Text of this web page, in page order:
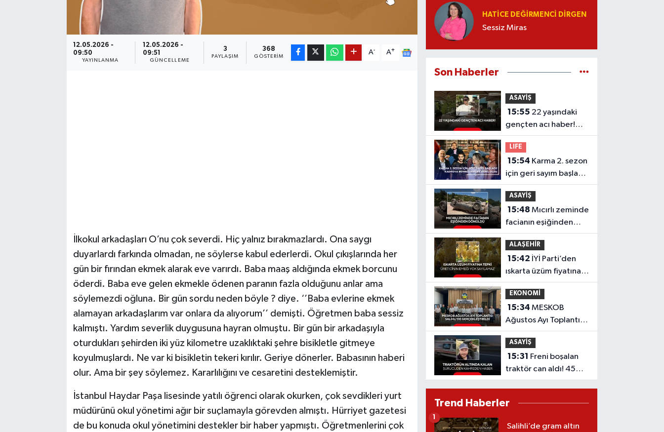
12.05.2026 -
09:50
YAYINLANMA
12.05.2026 -
09:51
GÜNCELLEME
3
PAYLAŞIM
368
GÖSTERIM
A- A+
İlkokul arkadaşları O’nu çok severdi. Hiç yalnız bırakmazlardı. Ona saygı
duyarlardı farkında olmadan, ne söylerse kabul ederlerdi. Okul çıkışlarında her
gün bir fırından ekmek alarak eve varırdı. Baba maaş aldığında ekmek borcunu
öderdi. Baba eve gelen ekmekle ödenen paranın fazla olduğunu anlar ama
söylemezdi oğluna. Bir gün sordu neden böyle ? diye. ‘’Baba evlerine ekmek
alamayan arkadaşlarım var onlara da alıyorum’’ demişti. Öğretmen baba sessiz
kalmıştı. Yardım severlik duygusuna hayran olmuştu. Bir gün bir arkadaşıyla
oturdukları şehirden iki yüz kilometre uzaklıktaki şehre bisikletle gitmeye
koyulmuşlardı. Ne var ki bisikletin tekeri kırılır. Geriye dönerler. Babasının haberi
olur. Ama bir şey söylemez. Kararlılığını ve cesaretini desteklemiştir.
İstanbul Haydar Paşa lisesinde yatılı öğrenci olarak okurken, çok sevdikleri yurt
müdürünü okul yönetimi ağır bir suçlamayla görevden almıştı. Hürriyet gazetesi
de bu konuda okul yönetimini destekler bir haber yapmıştı. Öğretmenlerini çok
HATICE DEĞIRMENCI DIRGEN
Sessiz Miras
Son Haberler
ASAYİŞ
15:55
gençten acı haber!
Yeni aldığı motosiklet
sonu oldu
LIFE
15:54
için geri sayım başladı!
Kadroya bomba
isimler dahil oldu
ASAYİŞ
15:48 Mıcırlı zeminde
facianın eşiğinden
dönüldü
ALAŞEHİR
15:42
ıskarta üzüm fiyatına
tepki 'Üreticinin
emeği yok sayılamaz'
EKONOMİ
15:34 MESKOB
Ağustos Ayı Toplantısı
Salihli’de
Gerçekleştirildi
ASAYİŞ
15:31
traktör can aldı! 45
yaşındaki sürücü
Trend Haberler
Salihli’de gram altın
1
MANİSA'YI KEŞFET
TÜRKİYE'DE TREND HABERLER